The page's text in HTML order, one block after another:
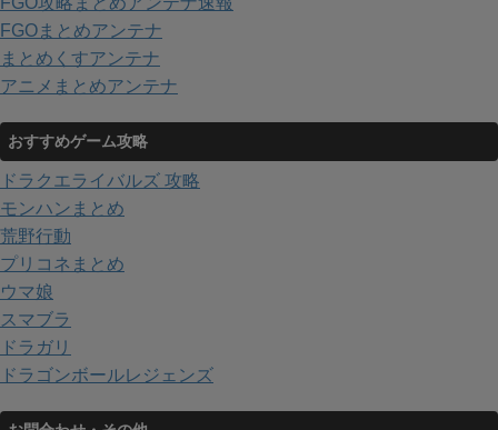
FGOまとめアンテナ
まとめくすアンテナ
アニメまとめアンテナ
おすすめゲーム攻略
ドラクエライバルズ 攻略
モンハンまとめ
荒野行動
プリコネまとめ
ウマ娘
スマブラ
ドラガリ
ドラゴンボールレジェンズ